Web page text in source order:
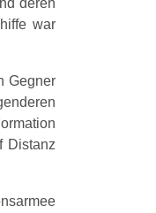
war
Gegner
Distanz